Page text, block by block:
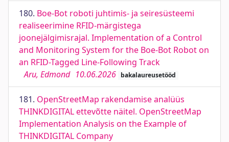
180. Boe-Bot roboti juhtimis- ja seiresüsteemi
realiseerimine RFID-märgistega
joonejälgimisrajal. Implementation of a Control
and Monitoring System for the Boe-Bot Robot on
an RFID-Tagged Line-Following Track
Aru, Edmond 10.06.2026 bakalaureusetööd
181. OpenStreetMap rakendamise analüüs
THINKDIGITAL ettevõtte näitel. OpenStreetMap
Implementation Analysis on the Example of
THINKDIGITAL Company